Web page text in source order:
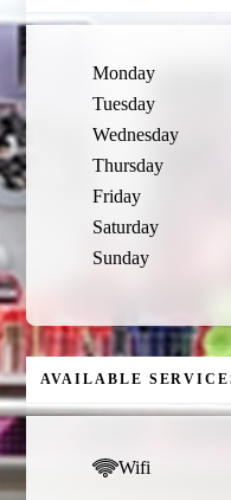
Monday
Tuesday
Wednesday
Thursday
Friday
Saturday
Sunday
AVAILABLE
Wifi